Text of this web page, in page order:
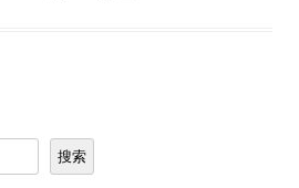
搜索